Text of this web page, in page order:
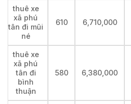
thuê xe
xã phú
tân đi mũi
né
610 6,710,000
thuê xe
xã phú
tân đi
bình
thuận
580 6,380,000